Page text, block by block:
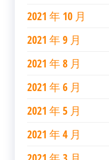
2021 年 10 月
2021 年 9 月
2021 年 8 月
2021 年 6 月
2021 年 5 月
2021 年 4 月